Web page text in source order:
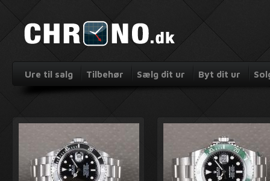
Ure til salg Tilbehør Sælg dit ur Byt dit ur